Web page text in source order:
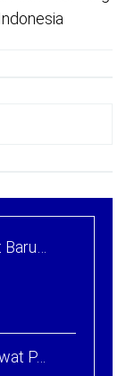
Baru…
P…